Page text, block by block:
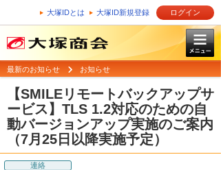
大塚IDとは 大塚ID新規登録 ログイン
最新のお知らせ お知らせ
【SMILEリモートバックアップサ
ービス】TLS 1.2対応のための自
動バージョンアップ実施のご案内
（7月25日以降実施予定）
連絡